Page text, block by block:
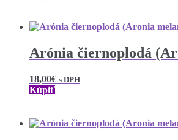
Arónia čiernoplodá
18,00€ s DPH
Kúpiť